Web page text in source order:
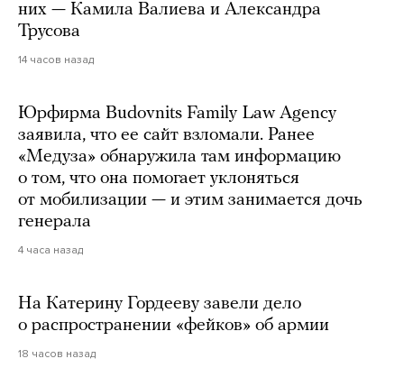
них — Камила Валиева и Александра
Трусова
14 часов назад
Юрфирма Budovnits Family Law Agency
заявила, что ее сайт взломали. Ранее
«Медуза» обнаружила там информацию
о том, что она помогает уклоняться
от мобилизации — и этим занимается дочь
генерала
4 часа назад
На Катерину Гордееву завели дело
о распространении «фейков» об армии
18 часов назад